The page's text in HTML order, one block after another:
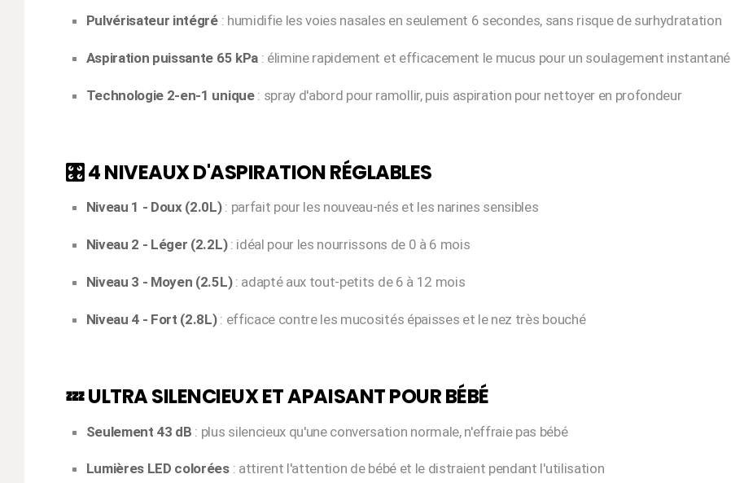
Pulvérisateur intégré: humidifie les voies nasales en seulement 6 secondes, sans risque de surhydratation
Aspiration puissante 65 kPa: élimine rapidement et efficacement le mucus pour un soulagement instantané
Technologie 2-en-1 unique: spray d'abord pour ramollir, puis aspiration pour nettoyer en profondeur
🎛️ 4 NIVEAUX D'ASPIRATION RÉGLABLES
Niveau 1 - Doux (2.0L): parfait pour les nouveau-nés et les narines sensibles
Niveau 2 - Léger (2.2L): idéal pour les nourrissons de 0 à 6 mois
Niveau 3 - Moyen (2.5L): adapté aux tout-petits de 6 à 12 mois
Niveau 4 - Fort (2.8L): efficace contre les mucosités épaisses et le nez très bouché
💤 ULTRA SILENCIEUX ET APAISANT POUR BÉBÉ
Seulement 43 dB : plus silencieux qu'une conversation normale, n'effraie pas bébé
Lumières LED colorées: attirent l'attention de bébé et le distraient pendant l'utilisation